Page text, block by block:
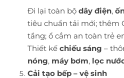
Đi lại toàn bộ dây điện,
tiêu chuẩn tải mới; thêm
tầng; ổ cắm an toàn trẻ
Thiết kế chiếu sáng –
nóng, máy bơm, lọc
Cải tạo bếp – vệ sinh